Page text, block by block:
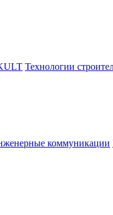
Технологии
коммуникации